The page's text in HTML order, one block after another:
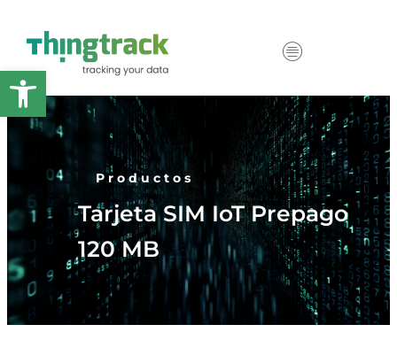
Abrir barra de herramientas
Productos
Tarjeta SIM IoT Prepago
120 MB